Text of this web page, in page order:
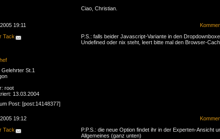
Ciao, Christian.
19:11
Tack
St.1
root
13.03.2004
Post: [post:14148377]
P.S.: falls beider Javascript-Variante in den
Undefined oder nix steht, leert bitte mal den Browser-
19:12
Tack
P.P.S.: die neue Option findet ihr in der Experten-Ansicht
Allgemeines (ganz unten)